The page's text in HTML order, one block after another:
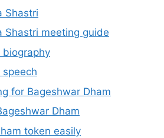
Shastri
Shastri meeting guide
biography
speech
for Bageshwar Dham
Dham
token easily